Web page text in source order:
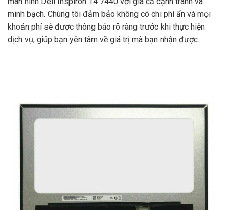
minh bạch. Chúng tôi đảm bảo không có chi phí ẩn và mọi
khoản phí sẽ được thông báo rõ ràng trước khi thực hiện
dịch vụ, giúp bạn yên tâm về giá trị mà bạn nhận được.